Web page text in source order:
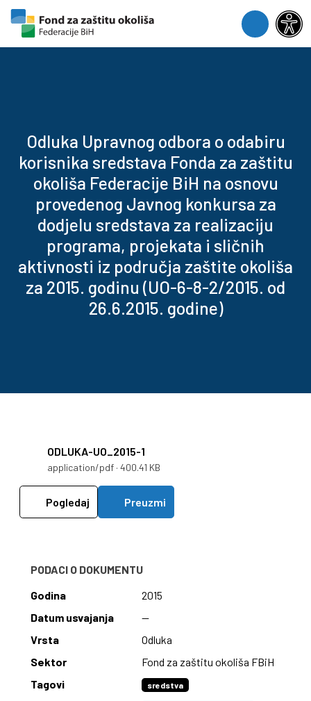
Skip to content
Skip to footer
Menu
Odluka Upravnog odbora o odabiru
korisnika sredstava Fonda za zaštitu
okoliša Federacije BiH na osnovu
provedenog Javnog konkursa za
dodjelu sredstava za realizaciju
programa, projekata i sličnih
aktivnosti iz područja zaštite okoliša
za 2015. godinu (UO-6-8-2/2015. od
26.6.2015. godine)
ODLUKA-UO_2015-1
application/pdf · 400.41 KB
Pogledaj Preuzmi
PODACI O DOKUMENTU
Godina
2015
Datum usvajanja
—
Vrsta
Odluka
Sektor
Fond za zaštitu okoliša FBiH
Tagovi
sredstva